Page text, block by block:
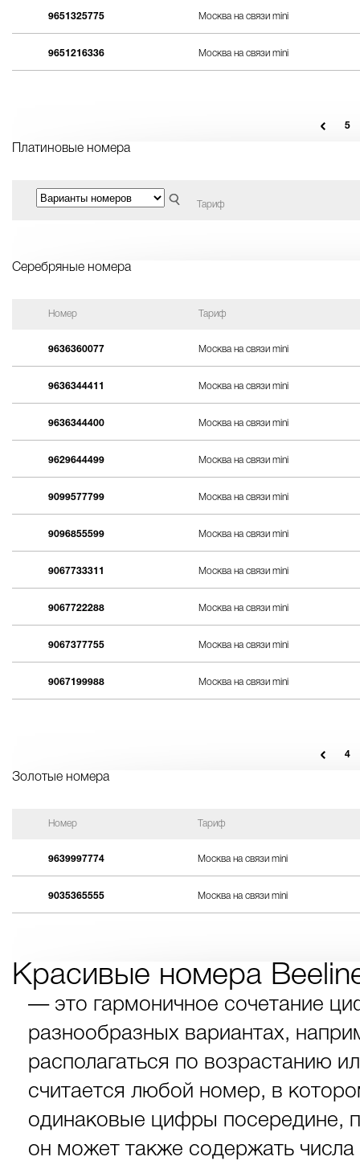
9651325775 Москва на связи mini
9651216336 Москва на связи mini
5
Платиновые номера
Тариф
Серебряные номера
Номер Тариф
9636360077 Москва на связи mini
9636344411 Москва на связи mini
9636344400 Москва на связи mini
9629644499 Москва на связи mini
9099577799 Москва на связи mini
9096855599 Москва на связи mini
9067733311 Москва на связи mini
9067722288 Москва на связи mini
9067377755 Москва на связи mini
9067199988 Москва на связи mini
4
Золотые номера
Номер Тариф
9639997774 Москва на связи mini
9035365555 Москва на связи mini
Красивые номера
— это гармоничное сочетание
разнообразных вариантах,
располагаться по возрастанию
считается любой номер, в
одинаковые цифры посередине,
он может также содержать